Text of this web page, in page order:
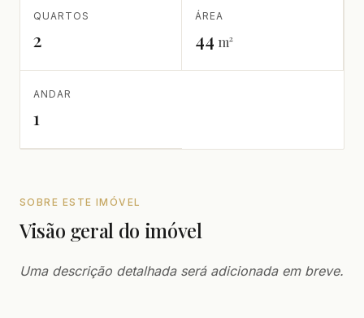
QUARTOS
2
ÁREA
44 m²
ANDAR
1
SOBRE ESTE IMÓVEL
Visão geral do imóvel
Uma descrição detalhada será adicionada em breve.